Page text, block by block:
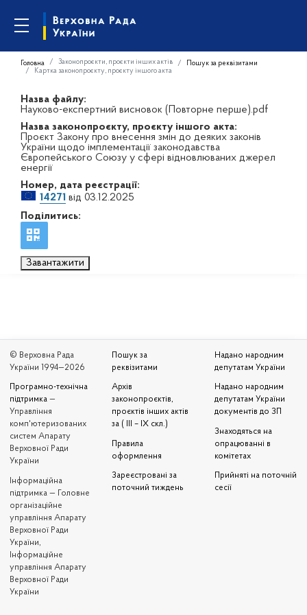
Головна Законопроєкти, проєкти інших актів
Пошук за реквізитами
Картка законопроєкту, проєкту іншого акта
Назва файлу:
Науково-експертний висновок (Повторне перше).pdf
Назва законопроєкту, проєкту іншого акта:
Проєкт Закону про внесення змін до деяких законів
України щодо імплементації законодавства
Європейського Союзу у сфері відновлюваних джерел
енергії
Номер, дата реєстрації:
14271 від 03.12.2025
Поділитись:
Завантажити
© Верховна Рада
України 1994—2026
Програмно-технічна
підтримка —
Управління
комп'ютеризованих
систем Апарату
Верховної Ради
України
Iнформаційна
підтримка — Головне
організаційне
управління Апарату
Верховної Ради
України,
Інформаційне
управління Апарату
Верховної Ради
України
Пошук за
реквізитами
Архів
законопроєктів,
проєктів інших актів
за ( III – IX скл.)
Правила
оформлення
Зареєстровані за
поточний тиждень
Надано народним
депутатам України
Надано народним
депутатам України
документів до ЗП
Знаходяться на
опрацюванні в
комітетах
Прийняті на поточній
сесії